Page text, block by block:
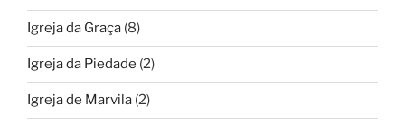
Igreja da Graça (8)
Igreja da Piedade (2)
Igreja de Marvila (2)